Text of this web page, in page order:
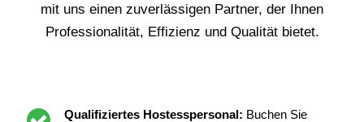
mit uns einen zuverlässigen Partner, der Ihnen
Professionalität, Effizienz und Qualität bietet.
Qualifiziertes Hostesspersonal: Buchen Sie